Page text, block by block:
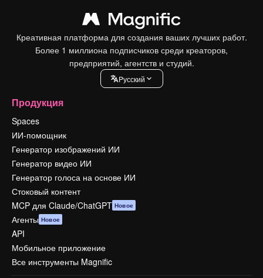
Креативная платформа для создания ваших лучших работ.
Более 1 миллиона подписчиков среди креаторов,
предприятий, агентств и студий.
Pусский
Продукция
Spaces
ИИ-помощник
Генератор изображений ИИ
Генератор видео ИИ
Генератор голоса на основе ИИ
Стоковый контент
MCP для Claude/ChatGPT Новое
Агенты Новое
API
Мобильное приложение
Все инструменты Magnific